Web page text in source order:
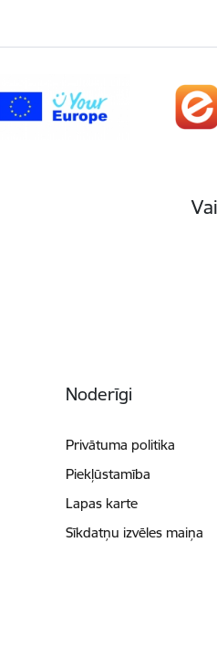
Noderīgi
Privātuma politika
Piekļūstamība
Lapas karte
Sīkdatņu izvēles maiņa